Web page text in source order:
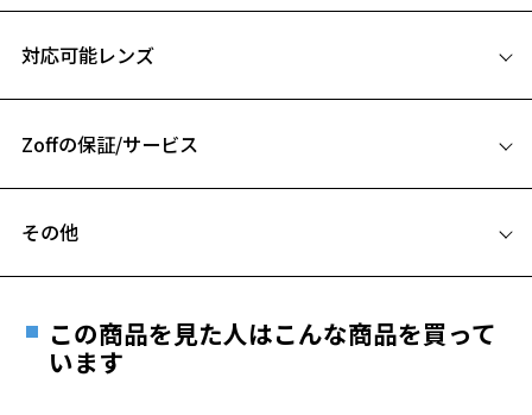
お気に入りに追加済です。
高い機能性と実用性を兼ね備えたZoff SMART Regular。
肌に優しく跡がつきにくいシリコンパッドが標準装備。
【カラー】
ZJ221034-14E1：ブラックはカジュアル間も演出。
ZJ221034-49A1：つやのあるブラックが引き締まった印象に。
やや太みのあるフレームが無骨な印象を与えます。
定番のウエリントンで程よいレンズの高さでスタイリングしやすい1本
です。
B ブリッジ(鼻部分)の横幅：19mm
対応可能レンズ
フレームとレンズの合計料金を知りたい方へ
Zoffの保証/サービス
安心1 フレーム１年間品質保証
その他
ご希望のお客さまは、「レンズ交換券」をお選びのうえ、
最寄りのZoff実店舗にてレンズをお買い求めください。
※サングラスやパッケージ品では「レンズ交換券」はお選び
この商品を見た人はこんな商品を買って
います